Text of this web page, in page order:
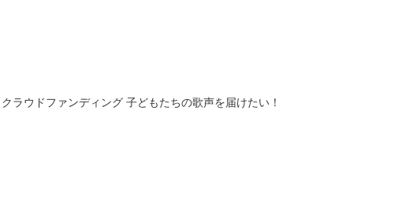
クラウドファンディング 子どもたちの歌声を届けたい！